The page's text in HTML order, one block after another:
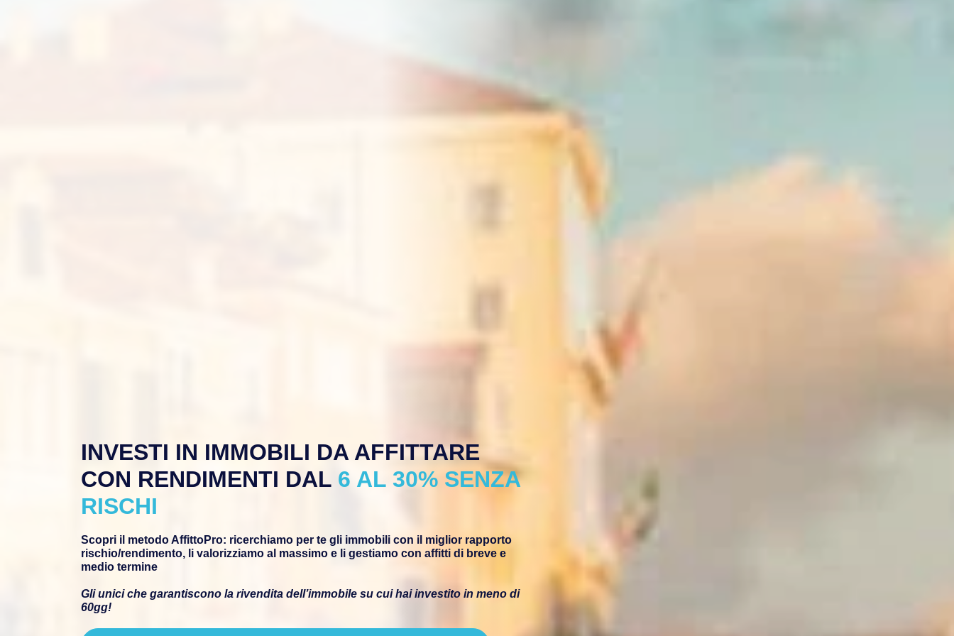
INVESTI IN IMMOBILI DA AFFITTARE
CON RENDIMENTI DAL 6 AL 30% SENZA
RISCHI
Scopri il metodo AffittoPro: ricerchiamo per te gli immobili con il miglior rapporto
rischio/rendimento, li valorizziamo al massimo e li gestiamo con affitti di breve e
medio termine
Gli unici che garantiscono la rivendita dell’immobile su cui hai investito in meno di
60gg!